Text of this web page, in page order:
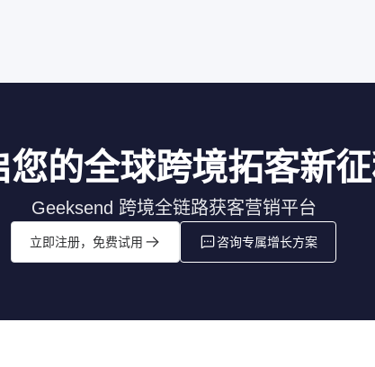
您的全球跨境拓客新
Geeksend 跨境全链路获客营销平台
立即注册，免费试用 咨询专属增长方案